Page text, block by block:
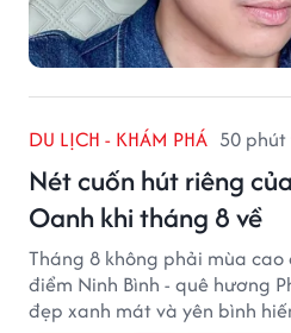
DU LỊCH - KHÁM PHÁ 50
Nét cuốn hút riêng
Oanh khi tháng 8 về
Tháng 8 không phải mùa
điểm Ninh Bình - quê hương
đẹp xanh mát và yên bình